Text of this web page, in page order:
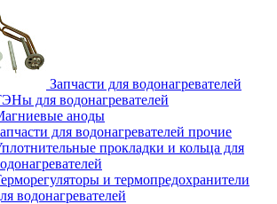
Запчасти для водонагревателей
для водонагревателей
аноды
для водонагревателей прочие
прокладки и кольца для
и термопредохранители
водонагревателей